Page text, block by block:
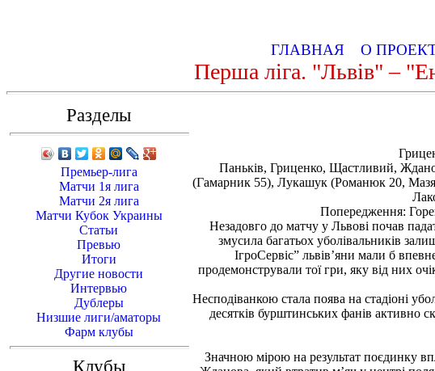
ГЛАВНАЯ О
Перша ліга. "Львів" –
Разделы
Премьер-лига
Матчи 1я лига
Матчи 2я лига
Матчи Кубок Украины
Статьи
Превью
Итоги
Другие новости
Интервью
Дублеры
Низшие лиги/аматоры
Фарм клубы
Клубы
Паньків, Гриценко, Щастливий,
(Гамарник 55), Лукашук (Романюк 20,
Попередження:
Незадовго до матчу у Львові почав
змусила багатьох уболівальників
ІгроСервіс” львів’яни мали б
продемонстрували тої гри, яку від них
Несподіванкою стала поява на стадіоні
десятків бурштинських фанів активно
Значною мірою на результат поєдинку